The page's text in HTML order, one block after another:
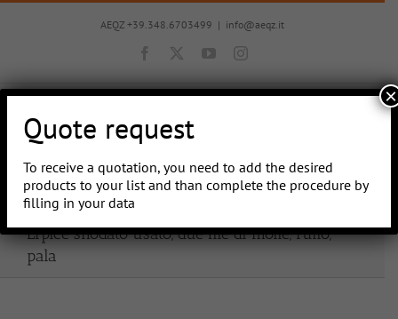
Skip
AEQZ +39.348.6703499 | info@aeqz.it
Facebook YouTubeInstagram
Go to...
Erpice snodato usato, due file di molle, rullo,
pala
Quote request
To receive a quotation, you need to add the desired
products to your list and than complete the procedure by
filling in your data
×